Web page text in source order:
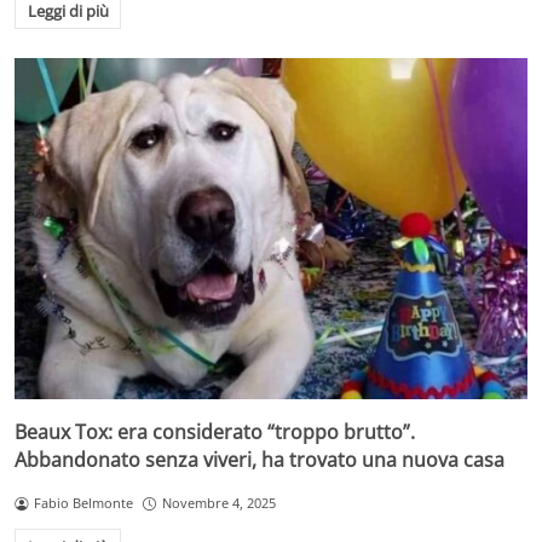
Leggi di più
Beaux Tox: era considerato “troppo brutto”.
Abbandonato senza viveri, ha trovato una nuova casa
Fabio Belmonte Novembre 4, 2025